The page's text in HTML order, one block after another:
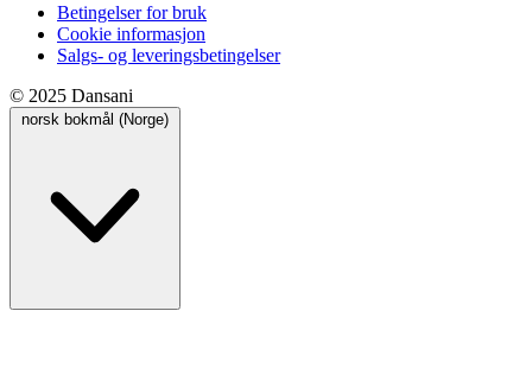
Betingelser for bruk
Cookie informasjon
Salgs- og leveringsbetingelser
© 2025 Dansani
norsk bokmål (Norge)